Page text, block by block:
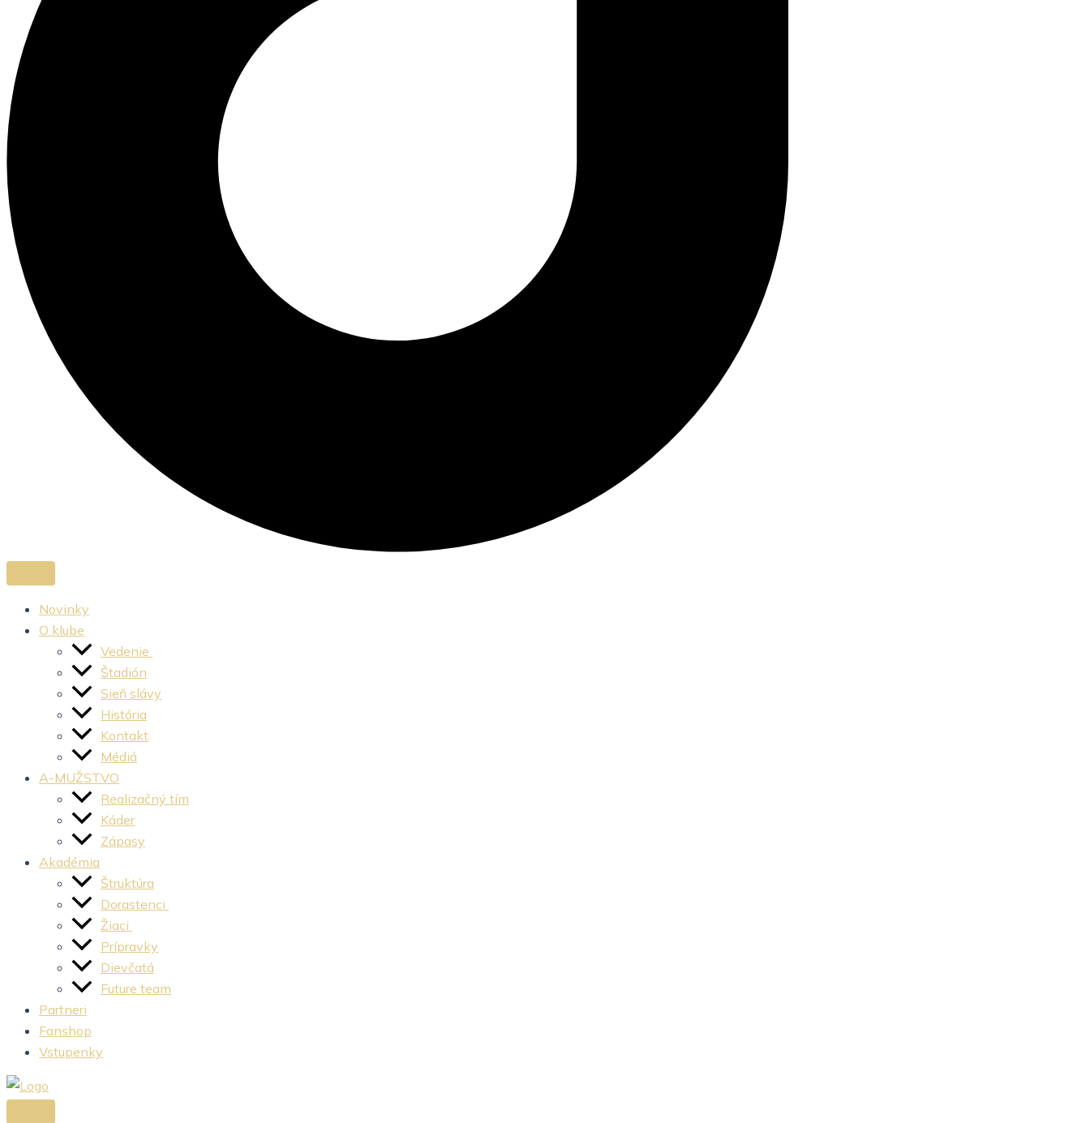
Novinky
O klube
Vedenie
Štadión
Sieň slávy
História
Kontakt
Médiá
A-MUŽSTVO
Realizačný tím
Káder
Zápasy
Akadémia
Štruktúra
Dorastenci
Žiaci
Prípravky
Dievčatá
Future team
Partneri
Fanshop
Vstupenky